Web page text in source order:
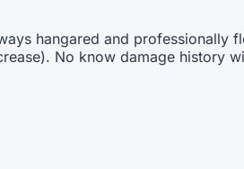
hangared and professionally
No know damage history